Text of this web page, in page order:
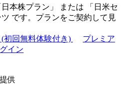
日本株プラン 」 または 「 日米セ
です。プランをご契約して見
(初回無料体験付き)
プレミア
イン
供